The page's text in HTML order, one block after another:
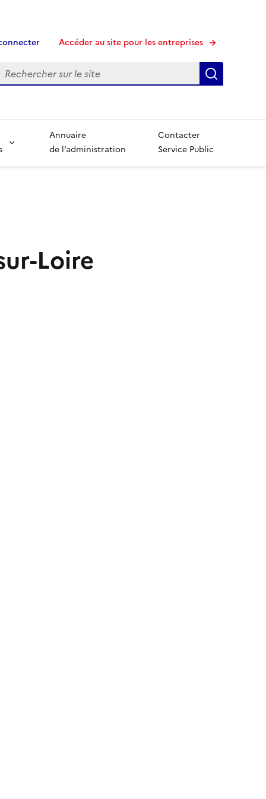
Accéder au site pour les entreprises
Recherche
Annuaire
de l’administration
Contacter
Service Public
Loire